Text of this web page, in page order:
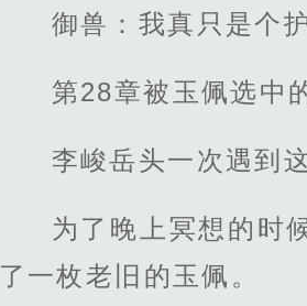
御兽：我真只是个
第28章被玉佩选中
李峻岳头一次遇到
为了晚上冥想的时
了一枚老旧的玉佩。